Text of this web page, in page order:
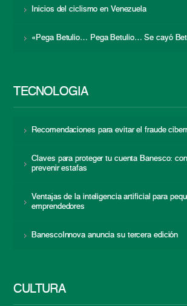
Inicios del ciclismo en Venezuela
«Pega Betulio… Pega Betulio… Se cayó
TECNOLOGÍA
Recomendaciones para evitar el fraude
Claves para proteger tu cuenta Banesco:
prevenir estafas
Ventajas de la inteligencia artificial para
emprendedores
BanescoInnova anuncia su tercera edición
CULTURA